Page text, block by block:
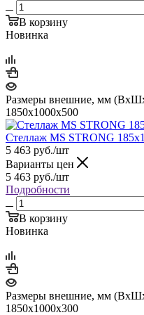
В корзину
Новинка
Размеры внешние, мм
1850x1000x500
Стеллаж MS STRONG
5 463 руб./шт
Варианты цен
5 463 руб./шт
Подробности
В корзину
Новинка
Размеры внешние, мм
1850x1000x300